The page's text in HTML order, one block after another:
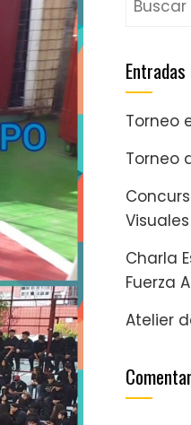
Torneo
Torneo
Visuales
Charla
Fuerza
Atelier